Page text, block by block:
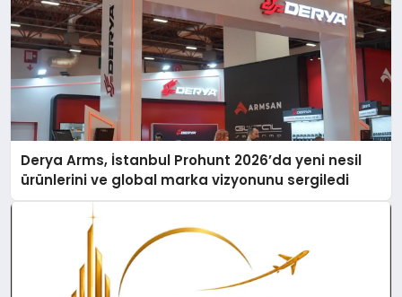
Derya Arms, İstanbul Prohunt 2026’da yeni nesil
ürünlerini ve global marka vizyonunu sergiledi